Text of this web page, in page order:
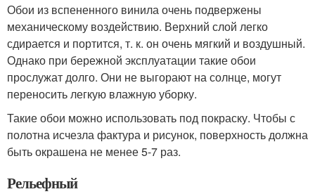
Обои из вспененного винила очень подвержены
механическому воздействию. Верхний слой легко
сдирается и портится, т. к. он очень мягкий и воздушный.
Однако при бережной эксплуатации такие обои
прослужат долго. Они не выгорают на солнце, могут
переносить легкую влажную уборку.
Такие обои можно использовать под покраску. Чтобы с
полотна исчезла фактура и рисунок, поверхность должна
быть окрашена не менее 5-7 раз.
Рельефный